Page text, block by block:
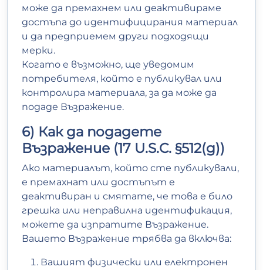
може да премахнем или деактивираме
достъпа до идентифицирания материал
и да предприемем други подходящи
мерки.
Когато е възможно, ще уведомим
потребителя, който е публикувал или
контролира материала, за да може да
подаде Възражение.
6) Как да подадете
Възражение (17 U.S.C. §512(g))
Ако материалът, който сте публикували,
е премахнат или достъпът е
деактивиран и смятате, че това е било
грешка или неправилна идентификация,
можете да изпратите Възражение.
Вашето Възражение трябва да включва:
Вашият физически или електронен